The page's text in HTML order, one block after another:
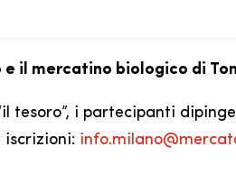
e il mercatino biologico di
i partecipanti
iscrizioni: